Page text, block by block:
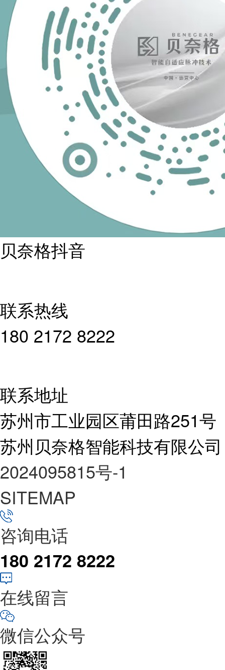
贝奈格抖音
联系热线
180 2172 8222
联系地址
苏州市工业园区莆田路251号
苏州贝奈格智能科技有限公
2024095815号-1
SITEMAP
咨询电话
180 2172 8222
在线留言
微信公众号